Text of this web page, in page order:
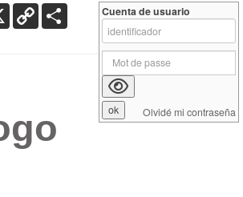
X Copy
Link
Cuenta de usuario
Olvidé mi contraseña